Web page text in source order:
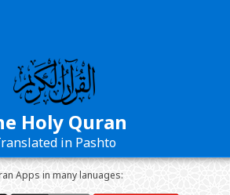
Holy Quran
in Pashto
Apps in many lanuages: